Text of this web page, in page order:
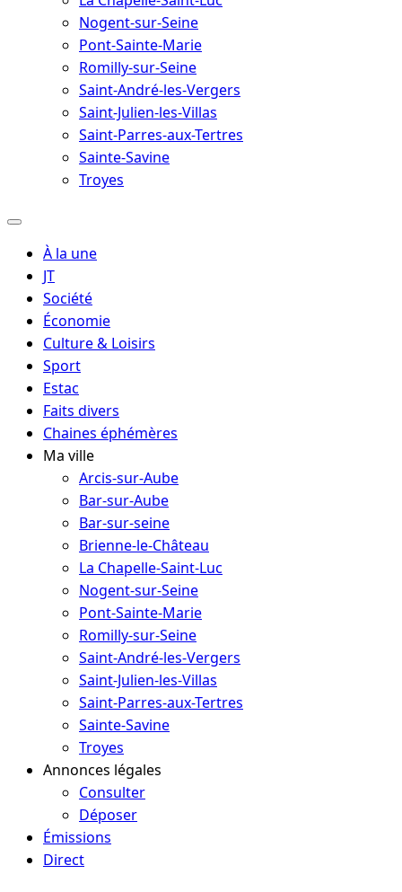
Nogent-sur-Seine
Pont-Sainte-Marie
Romilly-sur-Seine
Saint-André-les-Vergers
Saint-Julien-les-Villas
Saint-Parres-aux-Tertres
Sainte-Savine
Troyes
À la une
JT
Société
Économie
Culture & Loisirs
Sport
Estac
Faits divers
Chaines éphémères
Ma ville
Arcis-sur-Aube
Bar-sur-Aube
Bar-sur-seine
Brienne-le-Château
La Chapelle-Saint-Luc
Nogent-sur-Seine
Pont-Sainte-Marie
Romilly-sur-Seine
Saint-André-les-Vergers
Saint-Julien-les-Villas
Saint-Parres-aux-Tertres
Sainte-Savine
Troyes
Annonces légales
Consulter
Déposer
Émissions
Direct